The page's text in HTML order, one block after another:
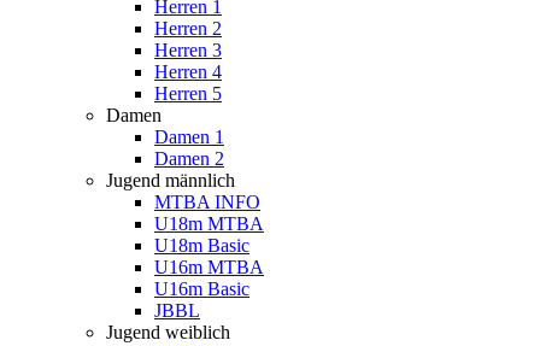
Herren 1
Herren 2
Herren 3
Herren 4
Herren 5
Damen
Damen 1
Damen 2
Jugend männlich
MTBA INFO
U18m MTBA
U18m Basic
U16m MTBA
U16m Basic
JBBL
Jugend weiblich